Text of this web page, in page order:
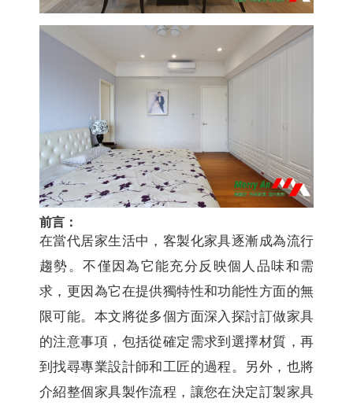
前言：
在當代居家生活中，客製化家具逐漸成為流行
趨勢。不僅因為它能充分反映個人品味和需
求，更因為它在提供獨特性和功能性方面的無
限可能。本文將從多個方面深入探討訂做家具
的注意事項，包括從確定需求到選擇材質，再
到找尋專業設計師和工匠的過程。另外，也將
介紹整個家具製作流程，讓您在決定訂製家具